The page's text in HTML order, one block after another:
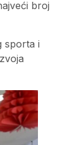
broj
sporta i